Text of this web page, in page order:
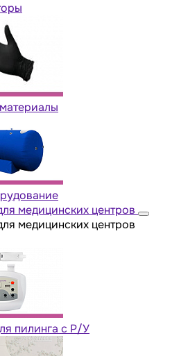
медицинских центров
медицинских центров
пилинга с Р/У